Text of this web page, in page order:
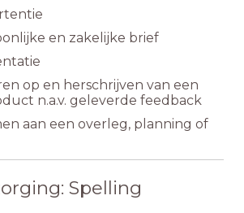
en zakelijke brief
op en herschrijven van een
n.a.v. geleverde feedback
aan een overleg, planning of
Spelling